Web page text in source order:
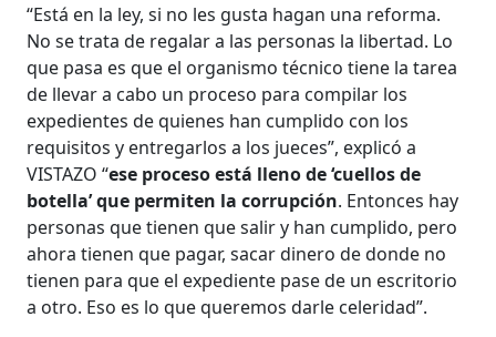
“Está en la ley, si no les gusta hagan una reforma.
No se trata de regalar a las personas la libertad. Lo
que pasa es que el organismo técnico tiene la tarea
de llevar a cabo un proceso para compilar los
expedientes de quienes han cumplido con los
requisitos y entregarlos a los jueces”, explicó a
VISTAZO “ese proceso está lleno de ‘cuellos de
botella’ que permiten la corrupción. Entonces hay
personas que tienen que salir y han cumplido, pero
ahora tienen que pagar, sacar dinero de donde no
tienen para que el expediente pase de un escritorio
a otro. Eso es lo que queremos darle celeridad”.